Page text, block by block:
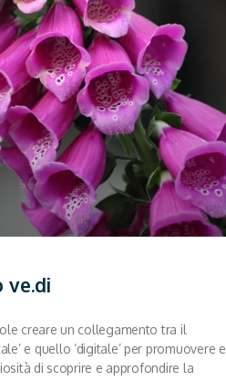
ve.di
creare un collegamento tra il
e quello ‘digitale’ per promuovere e
di scoprire e approfondire la